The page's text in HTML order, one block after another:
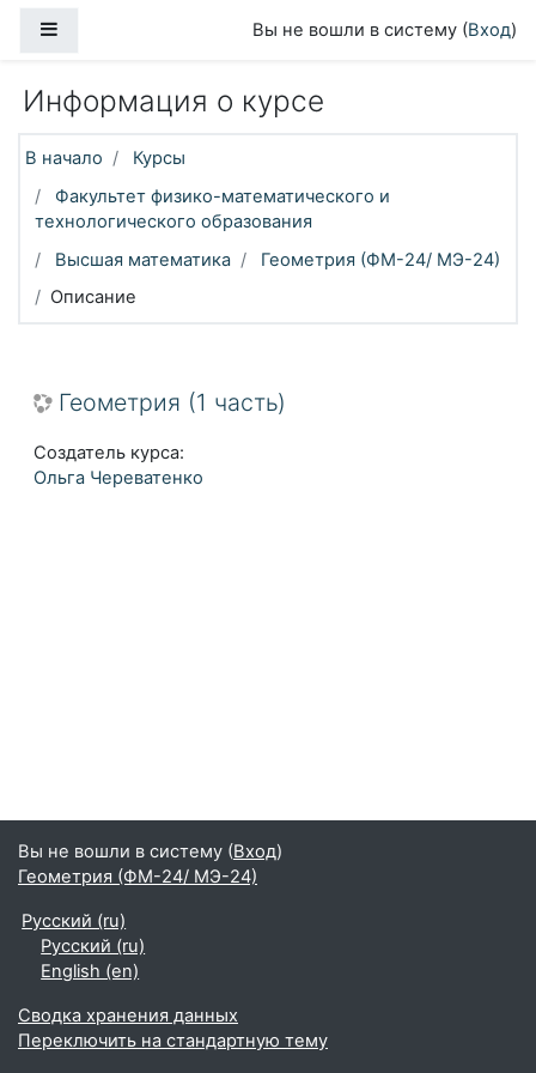
Вы не вошли в систему (Вход)
Информация о курсе
В начало
Курсы
Факультет физико-математического и
технологического образования
Высшая математика
Геометрия (ФМ-24/ МЭ-24)
Описание
Геометрия (1 часть)
Создатель курса:
Ольга Череватенко
Вы не вошли в систему (Вход)
Геометрия (ФМ-24/ МЭ-24)
Русский ‎(ru)‎
Русский ‎(ru)‎
English ‎(en)‎
Сводка хранения данных
Переключить на стандартную тему